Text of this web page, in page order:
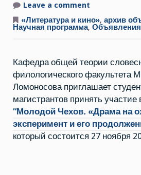
Leave a comment
ноября
2023
Чехов.
«Драма
на
охоте»:
Жанровый
эксперимент
его
в
кино”
«Литература и кино», архив
Научная программа, Объявления
Кафедра общей теории
филологического факультета
Ломоносова приглашает
магистрантов принять участие
“Молодой Чехов. «Драма на
эксперимент и его
который состоится 27 ноября